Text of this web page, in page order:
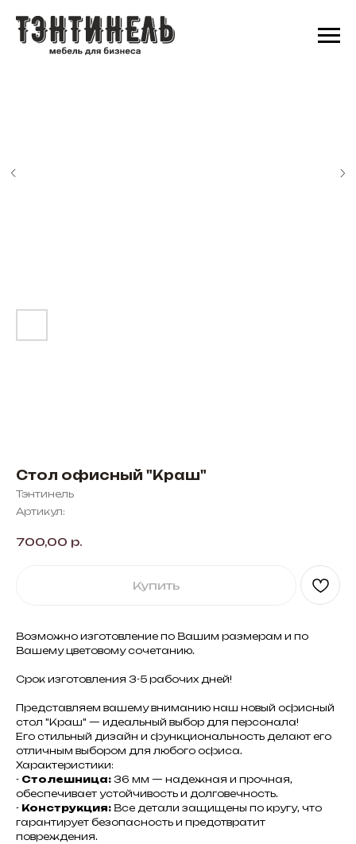
Стол офисный "Краш"
Тэнтинель
Артикул:
700,00 р.
Купить
Возможно изготовление по Вашим размерам и по
Вашему цветовому сочетанию.
Срок изготовления 3-5 рабочих дней!
Представляем вашему вниманию наш новый офисный
стол "Краш" — идеальный выбор для персонала!
Его стильный дизайн и функциональность делают его
отличным выбором для любого офиса.
Характеристики:
- Столешница: 36 мм — надежная и прочная,
обеспечивает устойчивость и долговечность.
- Конструкция: Все детали защищены по кругу, что
гарантирует безопасность и предотвратит
повреждения.